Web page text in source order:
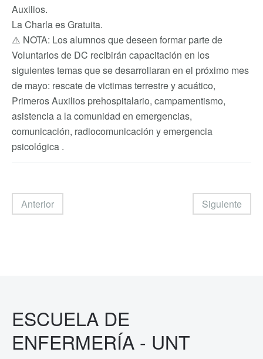
Auxilios.
La Charla es Gratuita.
⚠️ NOTA: Los alumnos que deseen formar parte de
Voluntarios de DC recibirán capacitación en los
siguientes temas que se desarrollaran en el próximo mes
de mayo: rescate de victimas terrestre y acuático,
Primeros Auxilios prehospitalario, campamentismo,
asistencia a la comunidad en emergencias,
comunicación, radiocomunicación y emergencia
psicológica .
Anterior Siguiente
ESCUELA DE
ENFERMERÍA - UNT